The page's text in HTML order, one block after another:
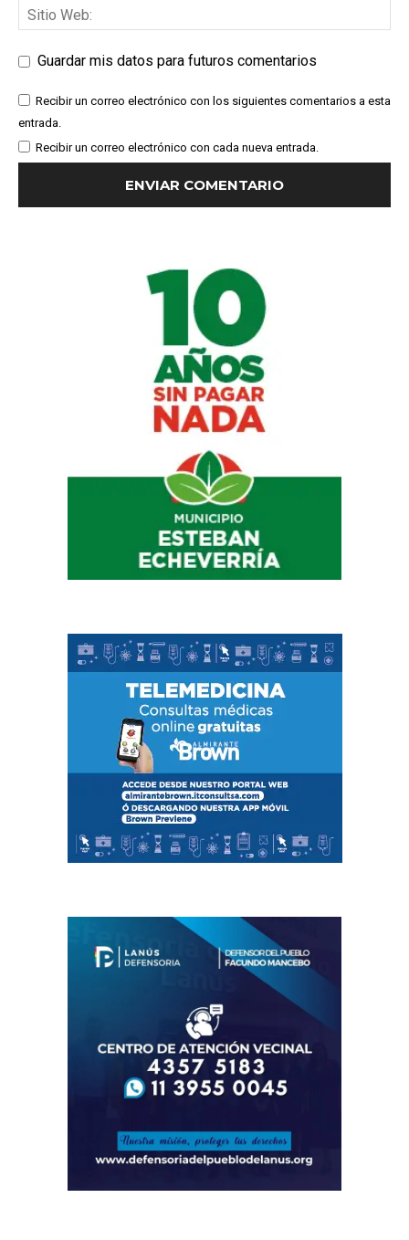
Guardar mis datos para futuros comentarios
Recibir un correo electrónico con los siguientes comentarios a esta
entrada.
Recibir un correo electrónico con cada nueva entrada.